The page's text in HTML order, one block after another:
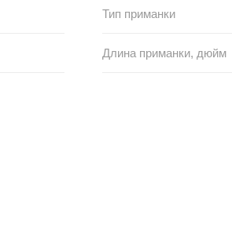
Тип приманки
Длина приманки, дюйм